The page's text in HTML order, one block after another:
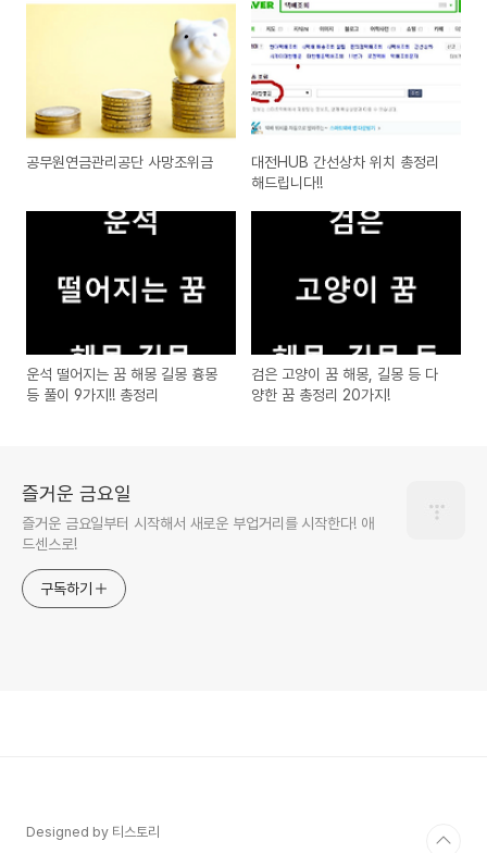
공무원연금관리공단 사망조위금
대전HUB 간선상차 위치 총정리
해드립니다!!
운석 떨어지는 꿈 해몽 길몽 흉몽
등 풀이 9가지!! 총정리
검은 고양이 꿈 해몽, 길몽 등 다
양한 꿈 총정리 20가지!
즐거운 금요일
즐거운 금요일부터 시작해서 새로운 부업거리를 시작한다! 애
드센스로!
구독하기
Designed by 티스토리